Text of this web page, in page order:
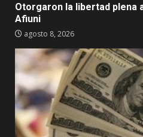
Otorgaron la libertad plena
Afiuni
agosto 8, 2026